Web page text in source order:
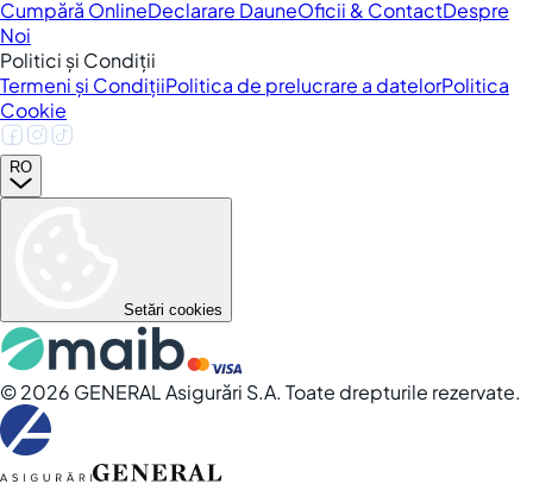
Cumpără OnlineDeclarare DauneOficii & ContactDespre
Noi
Politici și Condiții
Termeni și CondițiiPolitica de prelucrare a datelorPolitica
Cookie
RO
Setări cookies
©2026 GENERAL Asigurări S.A. Toate drepturile rezervate.